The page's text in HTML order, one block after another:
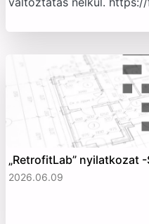
„RetrofitLab” nyilatkozat
2026.06.09